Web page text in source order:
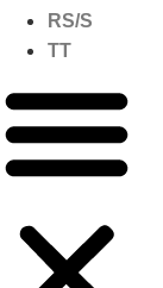
RS/S
TT